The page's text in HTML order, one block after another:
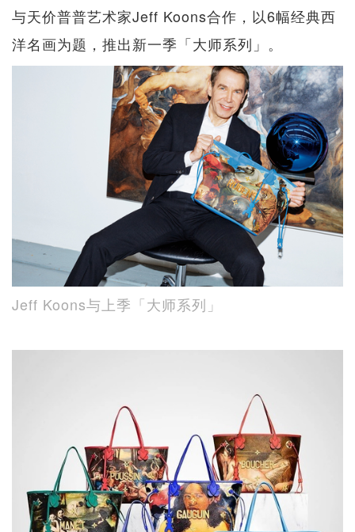
与天价普普艺术家Jeff Koons合作，以6幅经典西
洋名画为题，推出新一季「大师系列」。
Jeff Koons与上季「大师系列」